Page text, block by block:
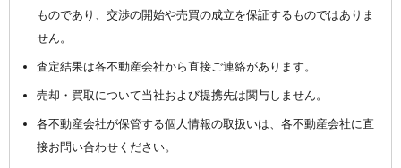
ものであり、交渉の開始や売買の成立を保証するものではありま
せん。
査定結果は各不動産会社から直接ご連絡があります。
売却・買取について当社および提携先は関与しません。
各不動産会社が保管する個人情報の取扱いは、各不動産会社に直
接お問い合わせください。